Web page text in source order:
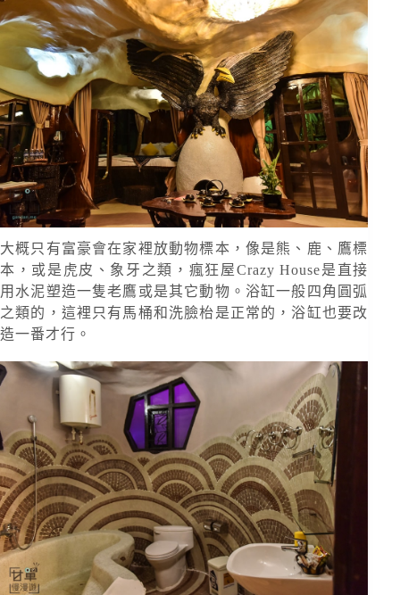
大概只有富豪會在家裡放動物標本，像是熊、鹿、鷹標
本，或是虎皮、象牙之類，瘋狂屋Crazy House是直接
用水泥塑造一隻老鷹或是其它動物。浴缸一般四角圓弧
之類的，這裡只有馬桶和洗臉枱是正常的，浴缸也要改
造一番才行。